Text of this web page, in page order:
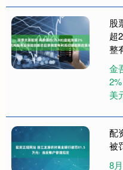
出
股
超
整
金
美
险
配
被
8